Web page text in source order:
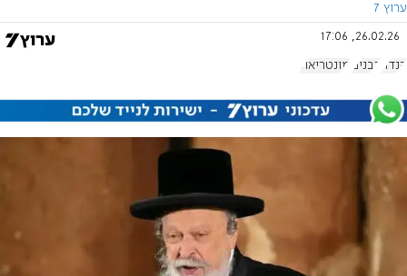
ערוץ 7
26.02.26, 17:06
קנדה רבנים מונטריאול